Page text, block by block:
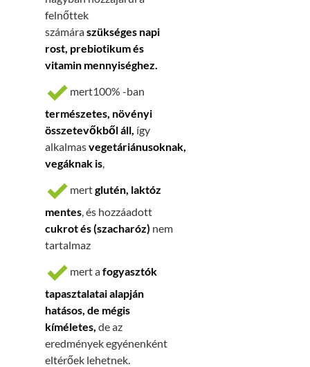
felnőttek
számáraszükséges napi
rost, prebiotikum és
vitamin mennyiséghez.
mert100% -ban
természetes, növényi
összetevőkből áll, így
alkalmasvegetáriánusoknak,
vegáknak is,
mertglutén, laktóz
mentes, és hozzáadott
cukrot és (szacharóz) nem
tartalmaz
mert afogyasztók
tapasztalatai alapján
hatásos, de mégis
kíméletes, deaz
eredmények egyénenként
eltérőek lehetnek.